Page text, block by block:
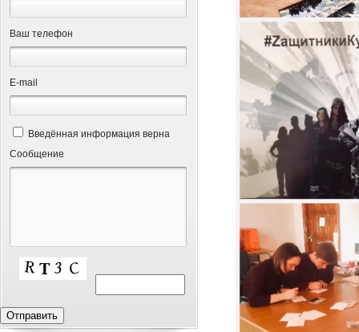
Ваш телефон
Е-mail
Введённая информация верна
Сообщение